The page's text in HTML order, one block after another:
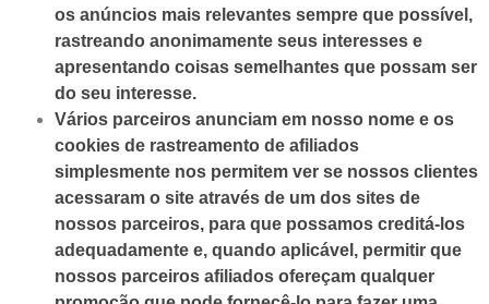
os anúncios mais relevantes sempre que possível,
rastreando anonimamente seus interesses e
apresentando coisas semelhantes que possam ser
do seu interesse.
Vários parceiros anunciam em nosso nome e os
cookies de rastreamento de afiliados
simplesmente nos permitem ver se nossos clientes
acessaram o site através de um dos sites de
nossos parceiros, para que possamos creditá-los
adequadamente e, quando aplicável, permitir que
nossos parceiros afiliados ofereçam qualquer